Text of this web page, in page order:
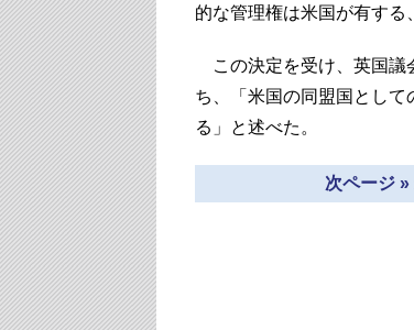
的な管理権は米国が有する
この決定を受け、英国議
ち、「米国の同盟国として
る」と述べた。
次ページ